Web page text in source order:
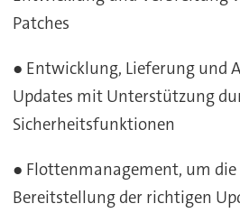
Patches
● Entwicklung, Lieferung und
Updates mit Unterstützung
Sicherheitsfunktionen
● Flottenmanagement, um
Bereitstellung der richtigen